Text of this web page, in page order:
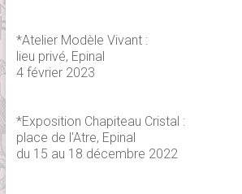
*Atelier Modèle Vivant :
lieu privé, Epinal
4 février 2023
*Exposition Chapiteau Cristal :
place de l'Atre, Epinal
du 15 au 18 décembre 2022